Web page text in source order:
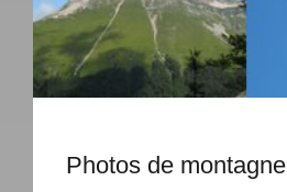
Photos de montagne